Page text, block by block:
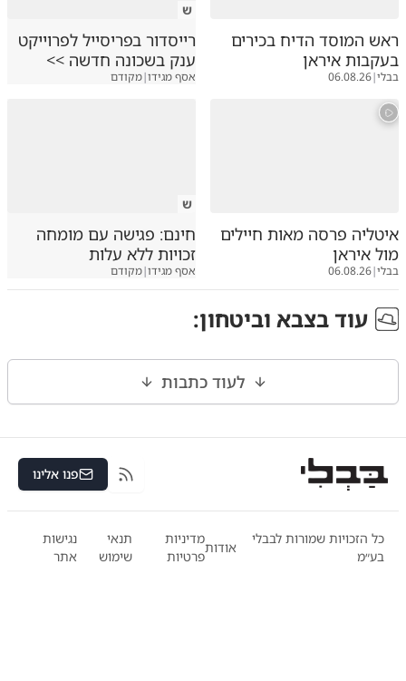
ראש המוסד הדיח בכירים
בעקבות איראן
בבלי|
06.08.26
ש
רייסדור בפריסייל לפרוייקט
ענק בשכונה חדשה >>
אסף מגידו|מקודם
איטליה פרסה מאות חיילים
מול איראן
בבלי|
06.08.26
ש
חינם: פגישה עם מומחה
זכויות ללא עלות
אסף מגידו|מקודם
עוד בצבא וביטחון:
לעוד כתבות
RSS פנו אלינו
כל הזכויות שמורות לבבלי
בע״מ
אודות
מדיניות
פרטיות
תנאי
שימוש
נגישות
אתר